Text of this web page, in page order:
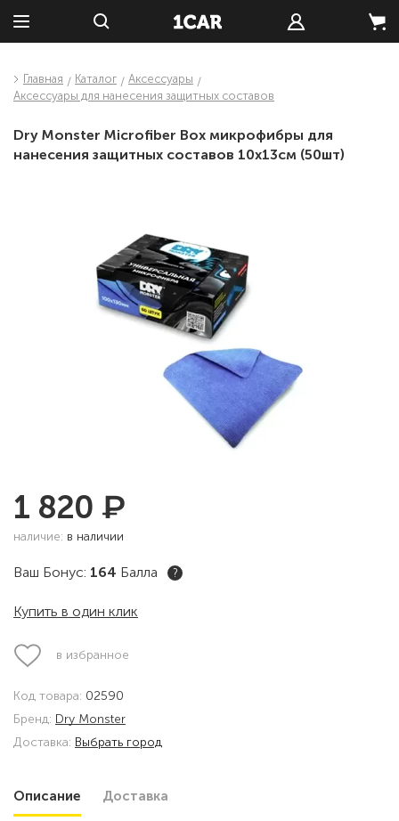
Главная Каталог
Аксессуары
Аксессуары для нанесения защитных составов
Dry Monster Microfiber Box микрофибры для
нанесения защитных составов 10х13см (50шт)
1 820 ₽
наличие: в наличии
Ваш Бонус: 164 Балла ?
Купить в один клик
в избранное
Код товара: 02590
Бренд: Dry Monster
Доставка: Выбрать город
Описание Доставка